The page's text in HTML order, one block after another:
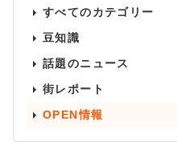
すべてのカテゴリー
豆知識
話題のニュース
街レポート
OPEN情報